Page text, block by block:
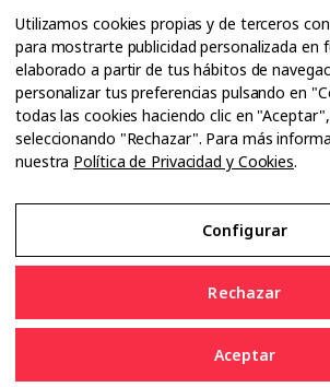
Ópticos
Cuadernos
Guías
Dossier
Anuarios
Ofertas de empleo
Utilizamos cookies propias y de terceros
para mostrarte publicidad personalizada en
elaborado a partir de tus hábitos de
personalizar tus preferencias pulsando en
todas las cookies haciendo clic en
seleccionando "Rechazar". Para más
nuestra Política de Privacidad y Cookies.
Configurar
Rechazar
Aceptar
Aviso Legal
Política de Privacidad y
Configurar